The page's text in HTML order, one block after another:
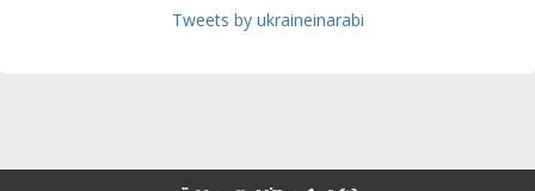
Tweets by ukraineinarabi